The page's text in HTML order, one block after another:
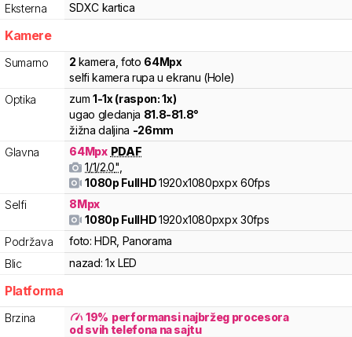
Eksterna
SDXC kartica
Kamere
Sumarno 2 kamera foto 64Mpx
selfi kamera rupa u ekranu (Hole)
Optika
zum1-1x (raspon:1x)
ugao gledanja 81.8-81.8°
žižna daljina -26mm
Glavna
64Mpx PDAF
1/1/2.0"
1080p FullHD1920x1080pxpx60fps
Selfi
8Mpx
1080p FullHD1920x1080pxpx30fps
Podržava
foto: HDR, Panorama
Blic
nazad: 1x LED
Platforma
Brzina 19% performansi najbržeg procesora
od svih telefona na sajtu